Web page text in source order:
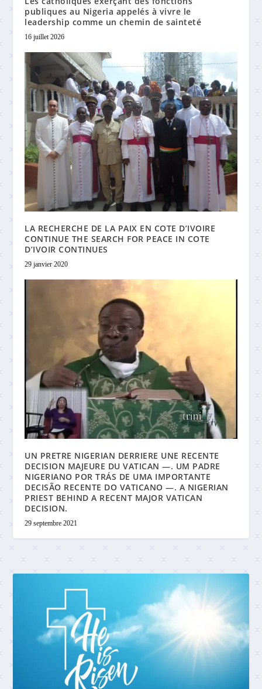
publiques au Nigeria appelés à vivre le
leadership comme un chemin de sainteté
16 juillet 2026
LA RECHERCHE DE LA PAIX EN COTE D’IVOIRE
CONTINUE THE SEARCH FOR PEACE IN COTE
D’IVOIR CONTINUES
29 janvier 2020
UN PRETRE NIGERIAN DERRIERE UNE RECENTE
DECISION MAJEURE DU VATICAN —. UM PADRE
NIGERIANO POR TRÁS DE UMA IMPORTANTE
DECISÃO RECENTE DO VATICANO —. A NIGERIAN
PRIEST BEHIND A RECENT MAJOR VATICAN
DECISION.
29 septembre 2021